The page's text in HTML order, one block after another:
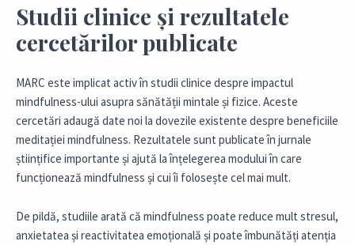
Studii clinice și rezultatele
cercetărilor publicate
MARC este implicat activ în studii clinice despre impactul
mindfulness-ului asupra sănătății mintale și fizice. Aceste
cercetări adaugă date noi la dovezile existente despre beneficiile
meditației mindfulness. Rezultatele sunt publicate în jurnale
științifice importante și ajută la înțelegerea modului în care
funcționează mindfulness și cui îi folosește cel mai mult.
De pildă, studiile arată că mindfulness poate reduce mult stresul,
anxietatea și reactivitatea emoțională și poate îmbunătăți atenția